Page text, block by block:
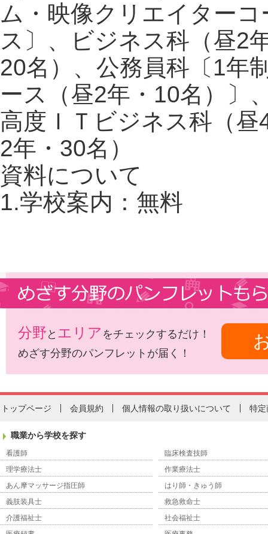
ム・映像クリエイター
ス〕、ビジネス科（昼2
20名）、公務員科〔1年
ース（昼2年・10名）〕
高度ＩＴビジネス科（
2年・30名）
資料について
1.学校案内：無料
分野 と エリア をチェックするだけ！
めざす分野のパンフレットが届く！
トップページ 会員規約 個人情報の取り扱いについて 特定
職業から学校を探す
看護師
臨床検査技師
理学療法士
作業療法士
あん摩マッサージ指圧師
はり師・きゅう師
義肢装具士
救急救命士
介護福祉士
社会福祉士